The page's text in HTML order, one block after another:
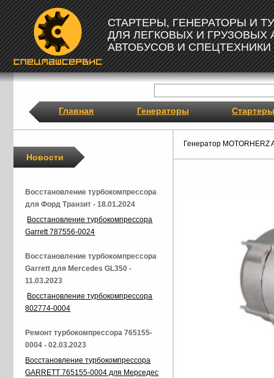
СТАРТЕРЫ, ГЕНЕРАТОРЫ И
ДЛЯ ЛЕГКОВЫХ И ГРУЗОВЫХ
АВТОБУСОВ И СПЕЦТЕХНИКИ
Главная Генераторы Стартеры
Генератор MOTORHERZ
Новости
Восстановление турбокомпрессора
для Форд Транзит - 18.01.2024
Восстановление турбокомпрессора
Garrett 787556-0024
Восстановление турбокомпрессора
Garrett для Mercedes GL350 -
11.03.2023
Восстановление турбокомпрессора
802774-0004
Ремонт турбокомпрессора 765155-
0004 - 02.03.2023
Восстановление турбокомпрессора
GARRETT 765155-0004 для Мерседес